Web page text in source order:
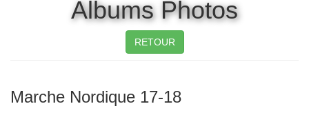
Albums Photos
RETOUR
Marche Nordique 17-18